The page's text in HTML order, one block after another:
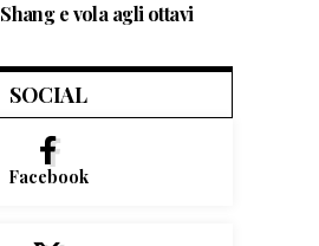
Shang e vola agli ottavi
SOCIAL
Facebook